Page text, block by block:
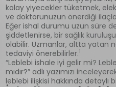
kolay yiyecekler tüketmek,
ve doktorunuzun önerdiği
Eğer ishal durumu uzun süre
şiddetlenirse, bir sağlık
olabilir. Uzmanlar, altta yatan
tedaviyi önerebilirler.1
“Leblebi ishale iyi gelir mi?
mıdır?” adlı yazımızı
leblebi ilişkisi hakkında detaylı